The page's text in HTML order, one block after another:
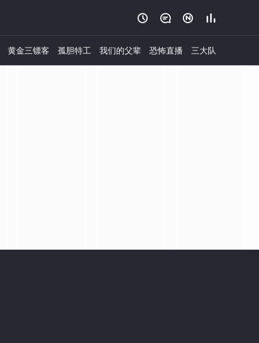
   
黄金三镖客 孤胆特工 我们的父辈 恐怖直播 三大队